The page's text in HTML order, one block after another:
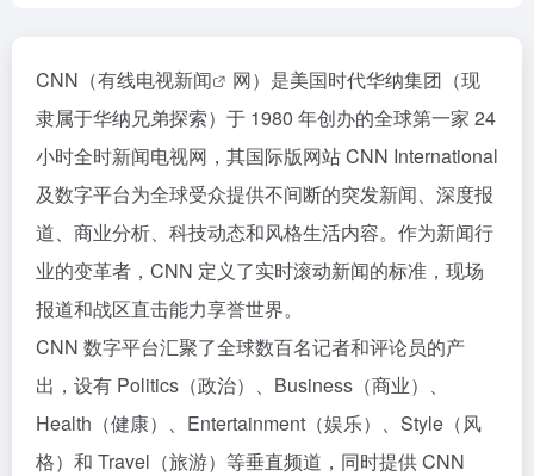
CNN（有线电视新闻
网）是美国时代华纳集团（现
隶属于华纳兄弟探索）于 1980 年创办的全球第一家 24
小时全时新闻电视网，其国际版网站 CNN International
及数字平台为全球受众提供不间断的突发新闻、深度报
道、商业分析、科技动态和风格生活内容。作为新闻行
业的变革者，CNN 定义了实时滚动新闻的标准，现场
报道和战区直击能力享誉世界。
CNN 数字平台汇聚了全球数百名记者和评论员的产
出，设有 Politics（政治）、Business（商业）、
Health（健康）、Entertainment（娱乐）、Style（风
格）和 Travel（旅游）等垂直频道，同时提供 CNN